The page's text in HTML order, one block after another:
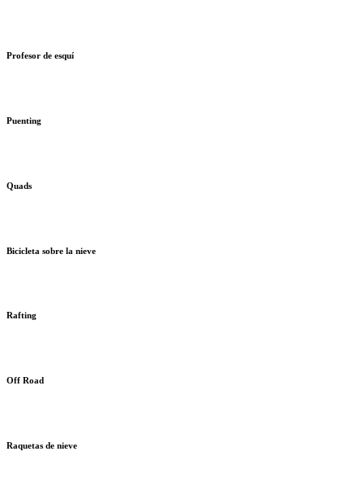
Profesor de esquí
Puenting
Quads
Bicicleta sobre la nieve
Rafting
Off Road
Raquetas de nieve